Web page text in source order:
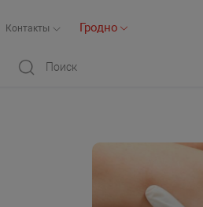
Контакты Гродно